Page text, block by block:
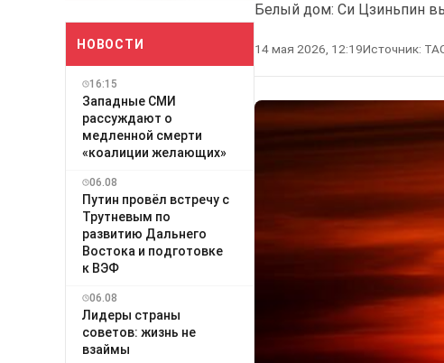
НОВОСТИ
16:15
Западные СМИ
рассуждают о
медленной смерти
«коалиции желающих»
06.08
Путин провёл встречу с
Трутневым по
развитию Дальнего
Востока и подготовке
к ВЭФ
06.08
Лидеры страны
советов: жизнь не
взаймы
Белый дом: Си Цзиньпин
14 мая 2026, 12:19Источник: